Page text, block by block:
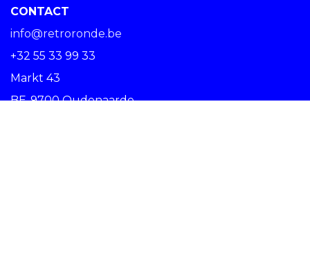
CONTACT
info@retroronde.be
+32 55 33 99 33
Markt 43
BE-9700 Oudenaarde